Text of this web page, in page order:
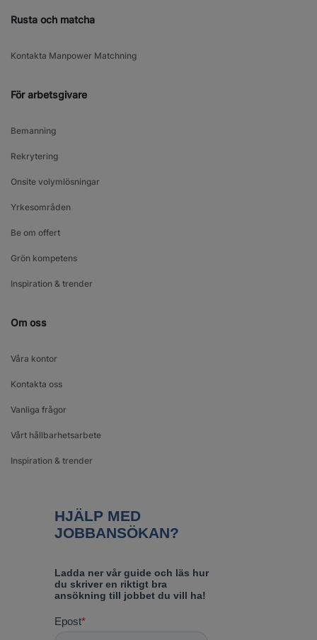
Rusta och matcha
Kontakta Manpower Matchning
För arbetsgivare
Bemanning
Rekrytering
Onsite volymlösningar
Yrkesområden
Be om offert
Grön kompetens
Inspiration & trender
Om oss
Våra kontor
Kontakta oss
Vanliga frågor
Vårt hållbarhetsarbete
Inspiration & trender